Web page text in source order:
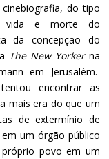
do tipo
vida e morte do
da concepção do
The New Yorker na
em Jerusalém.
encontrar as
mais era do que um
de extermínio de
um órgão público
povo em um